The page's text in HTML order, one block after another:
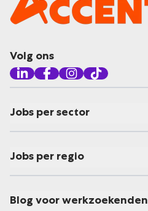
Volg ons
Jobs per sector
Jobs per regio
Blog voor werkzoekenden